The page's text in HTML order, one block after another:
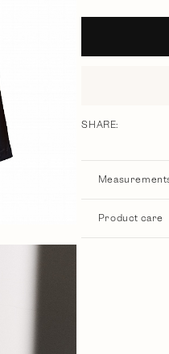
SHARE:
Product care